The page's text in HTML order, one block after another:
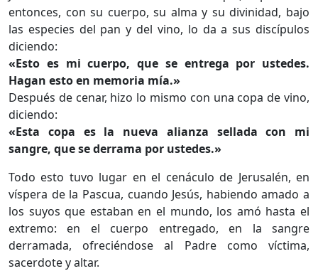
entonces, con su cuerpo, su alma y su divinidad, bajo
las especies del pan y del vino, lo da a sus discípulos
diciendo:
«Esto es mi cuerpo, que se entrega por ustedes.
Hagan esto en memoria mía.»
Después de cenar, hizo lo mismo con una copa de vino,
diciendo:
«Esta copa es la nueva alianza sellada con mi
sangre, que se derrama por ustedes.»
Todo esto tuvo lugar en el cenáculo de Jerusalén, en
víspera de la Pascua, cuando Jesús, habiendo amado a
los suyos que estaban en el mundo, los amó hasta el
extremo: en el cuerpo entregado, en la sangre
derramada, ofreciéndose al Padre como víctima,
sacerdote y altar.